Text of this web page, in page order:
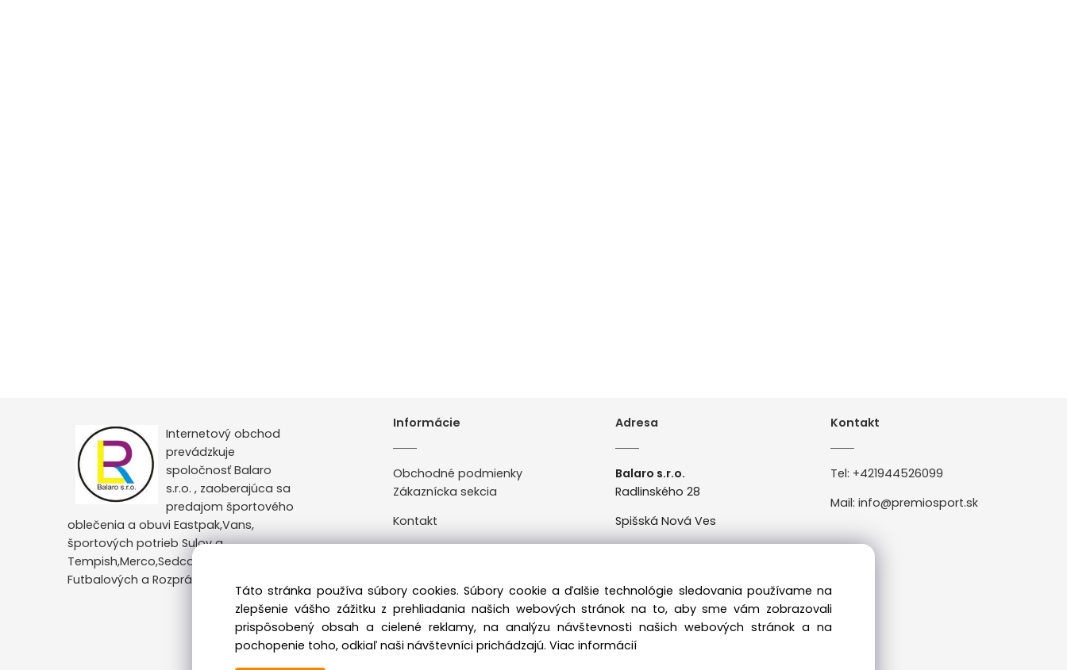
Internetový obchod
prevádzkuje
spoločnosť Balaro
s.r.o. , zaoberajúca sa
predajom športového
oblečenia a obuvi Eastpak,Vans,
športových potrieb Sulov a
Tempish,Merco,Sedco,Veľký výber
Futbalových a Rozprávkových motívov.
Informácie
Obchodné podmienky
Zákaznícka sekcia
Kontakt
Adresa
Balaro s.r.o.
Radlinského 28
Spišská Nová Ves
Kontakt
Tel: +421944526099
Mail:info@premiosport.sk
Táto stránka používa súbory cookies. Súbory cookie a ďalšie technológie sledovania používame na
zlepšenie vášho zážitku z prehliadania našich webových stránok na to, aby sme vám zobrazovali
prispôsobený obsah a cielené reklamy, na analýzu návštevnosti našich webových stránok a na
pochopenie toho, odkiaľ naši návštevníci prichádzajú. Viac informácií